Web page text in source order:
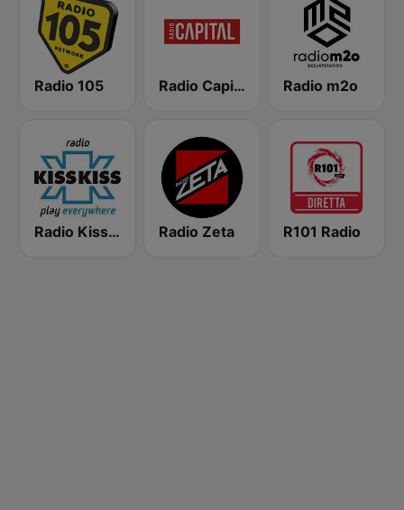
Radio 105 Radio Capital Radio m2o
Radio Kiss Kiss Radio Zeta R101 Radio